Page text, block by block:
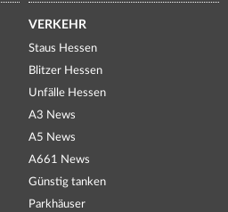
VERKEHR
Staus Hessen
Blitzer Hessen
Unfälle Hessen
A3 News
A5 News
A661 News
Günstig tanken
Parkhäuser